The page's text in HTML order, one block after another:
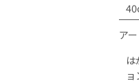
ア
ョ